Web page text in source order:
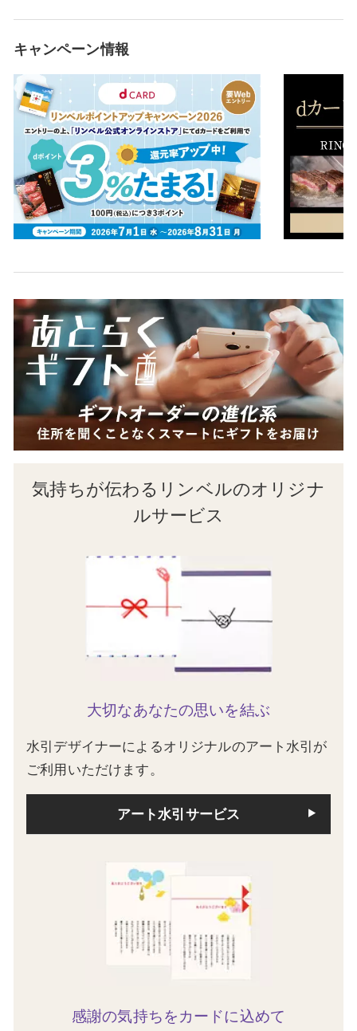
キャンペーン情報
気持ちが伝わるリンベルのオリジナ
ルサービス
大切なあなたの思いを結ぶ
水引デザイナーによるオリジナルのアート水引が
ご利用いただけます。
アート水引サービス
感謝の気持ちをカードに込めて